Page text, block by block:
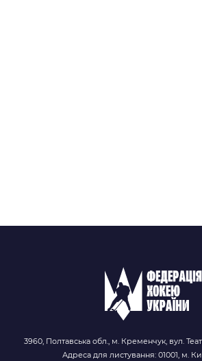
3960, Полтавська обл., м. Кременчук, вул.
Адреса для листування: 01001, м.